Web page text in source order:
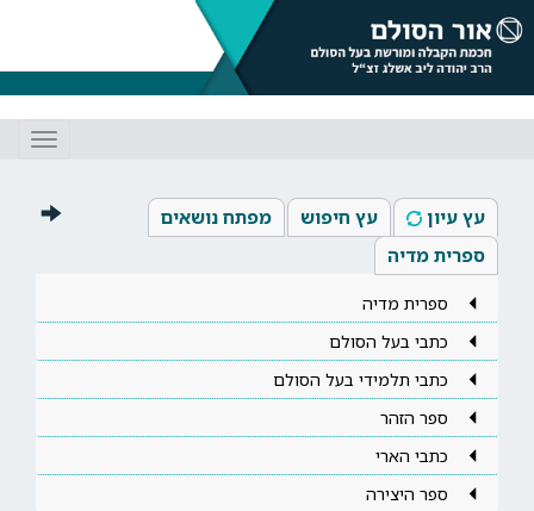
עץ עיון עץ חיפוש
מפתח נושאים
ספרית מדיה
ספרית מדיה
כתבי בעל הסולם
כתבי תלמידי בעל הסולם
ספר הזהר
כתבי הארי
ספר היצירה